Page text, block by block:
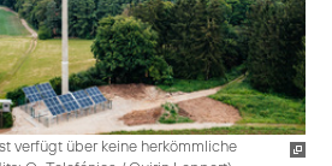
verfügt über keine herkömmliche